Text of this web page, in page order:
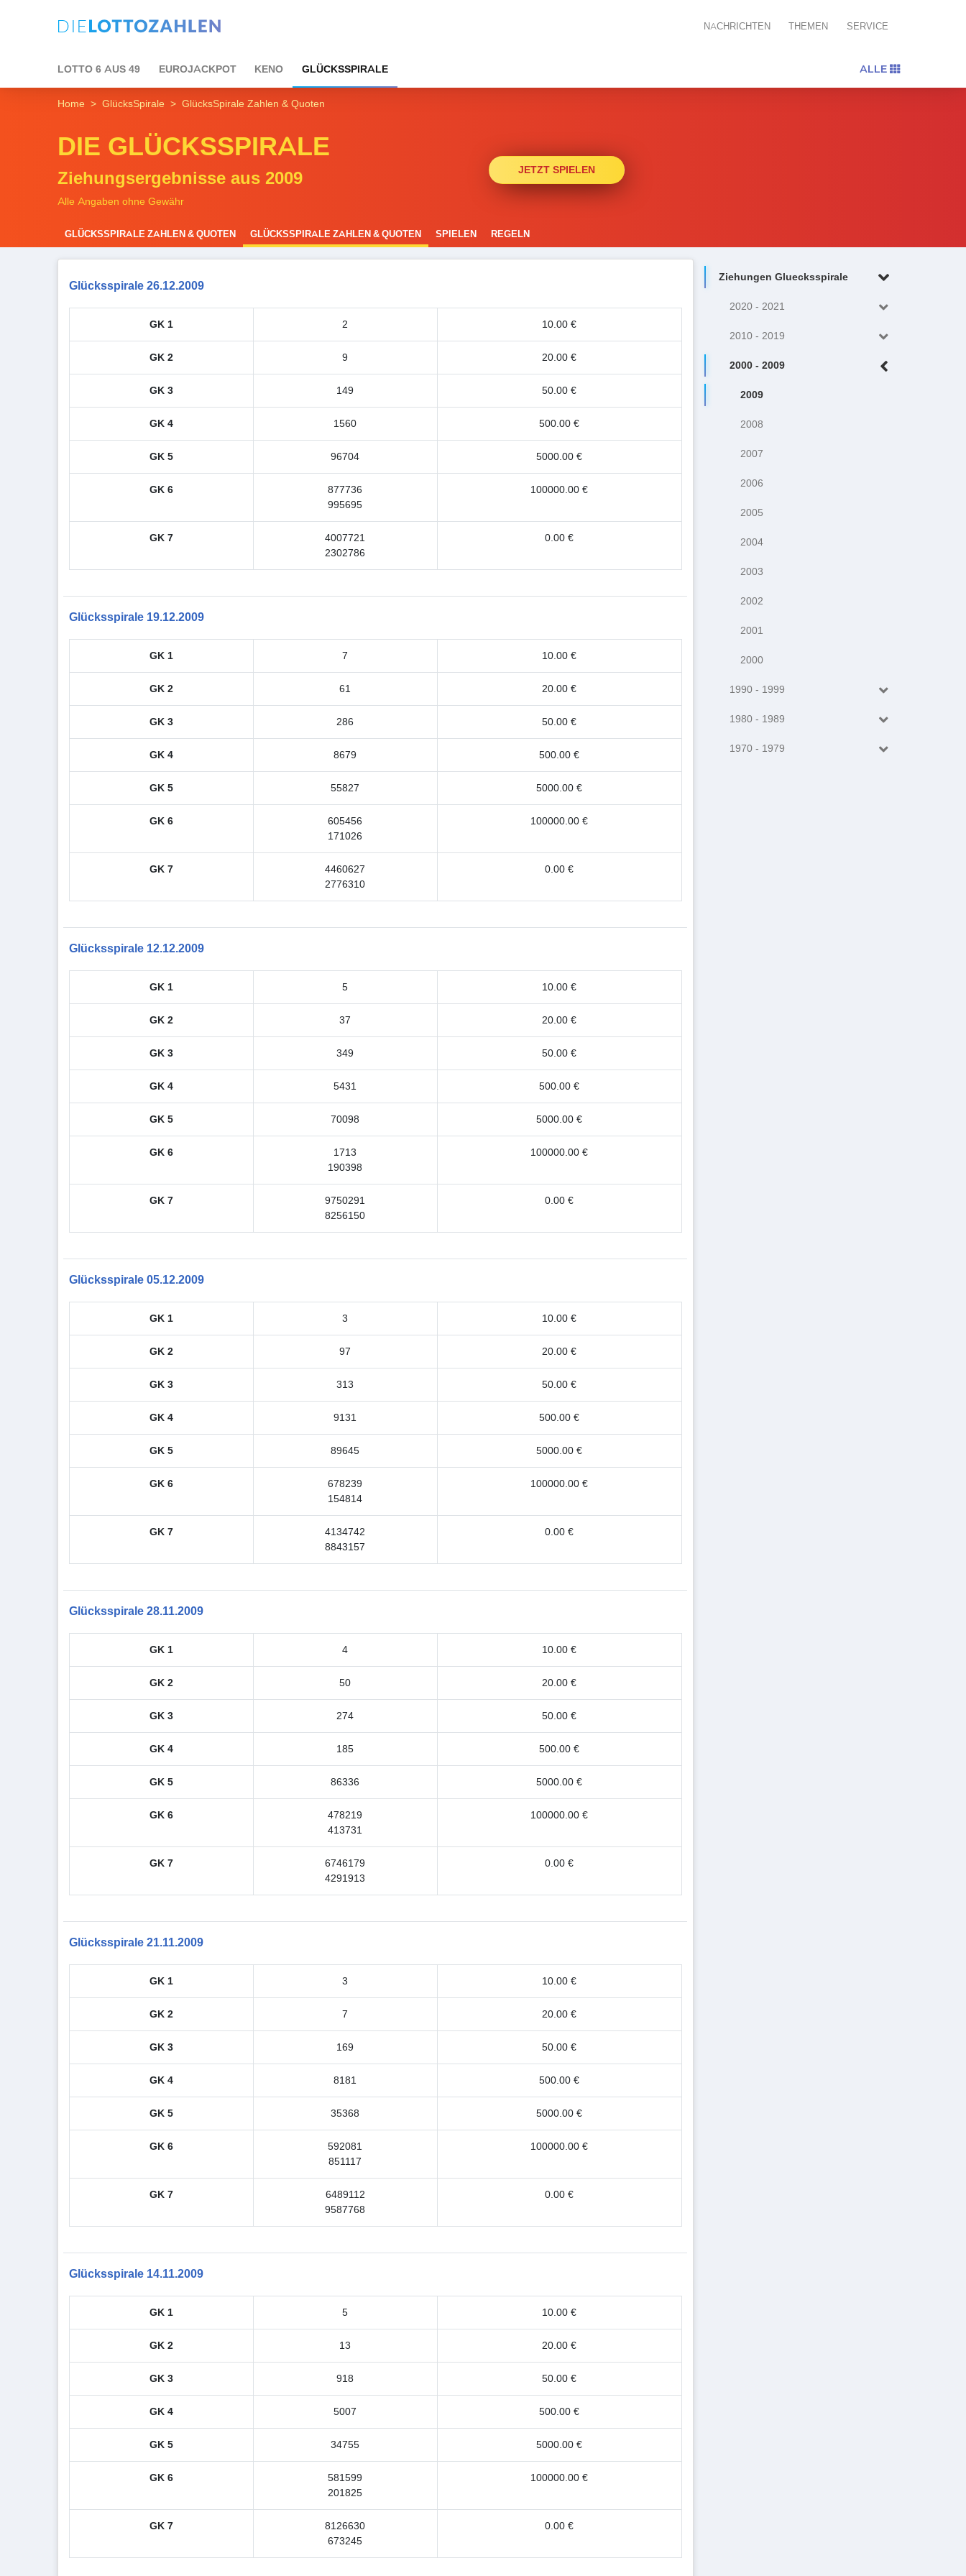
NACHRICHTEN THEMEN SERVICE
LOTTO 6 AUS 49 EUROJACKPOT KENO GLÜCKSSPIRALE ALLE
Home GlücksSpirale GlücksSpirale Zahlen & Quoten
DIE GLÜCKSSPIRALE
Ziehungsergebnisse aus 2009
Alle Angaben ohne Gewähr
JETZT SPIELEN
GLÜCKSSPIRALE ZAHLEN & QUOTEN GLÜCKSSPIRALE ZAHLEN & QUOTEN SPIELEN REGELN
Glücksspirale 26.12.2009
GK 1 2 10.00 €
GK 2 9 20.00 €
GK 3 149 50.00 €
GK 4 1560 500.00 €
GK 5 96704 5000.00 €
GK 6
877736
995695
100000.00 €
GK 7
4007721
2302786
0.00 €
Glücksspirale 19.12.2009
GK 1 7 10.00 €
GK 2 61 20.00 €
GK 3 286 50.00 €
GK 4 8679 500.00 €
GK 5 55827 5000.00 €
GK 6
605456
171026
100000.00 €
GK 7
4460627
2776310
0.00 €
Glücksspirale 12.12.2009
GK 1 5 10.00 €
GK 2 37 20.00 €
GK 3 349 50.00 €
GK 4 5431 500.00 €
GK 5 70098 5000.00 €
GK 6
1713
190398
100000.00 €
GK 7
9750291
8256150
0.00 €
Glücksspirale 05.12.2009
GK 1 3 10.00 €
GK 2 97 20.00 €
GK 3 313 50.00 €
GK 4 9131 500.00 €
GK 5 89645 5000.00 €
GK 6
678239
154814
100000.00 €
GK 7
4134742
8843157
0.00 €
Glücksspirale 28.11.2009
GK 1 4 10.00 €
GK 2 50 20.00 €
GK 3 274 50.00 €
GK 4 185 500.00 €
GK 5 86336 5000.00 €
GK 6
478219
413731
100000.00 €
GK 7
6746179
4291913
0.00 €
Glücksspirale 21.11.2009
GK 1 3 10.00 €
GK 2 7 20.00 €
GK 3 169 50.00 €
GK 4 8181 500.00 €
GK 5 35368 5000.00 €
GK 6
592081
851117
100000.00 €
GK 7
6489112
9587768
0.00 €
Glücksspirale 14.11.2009
GK 1 5 10.00 €
GK 2 13 20.00 €
GK 3 918 50.00 €
GK 4 5007 500.00 €
GK 5 34755 5000.00 €
GK 6
581599
201825
100000.00 €
GK 7
8126630
673245
0.00 €
Ziehungen Gluecksspirale
2020 - 2021
2010 - 2019
2000 - 2009
2009
2008
2007
2006
2005
2004
2003
2002
2001
2000
1990 - 1999
1980 - 1989
1970 - 1979